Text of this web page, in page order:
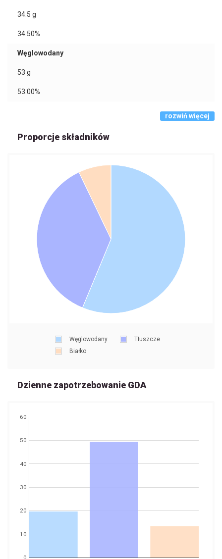
34.5 g
34.50%
Węglowodany
53 g
53.00%
rozwiń więcej
Proporcje składników
Węglowodany
Tłuszcze
Białko
Dzienne zapotrzebowanie GDA
10
20
30
40
50
60